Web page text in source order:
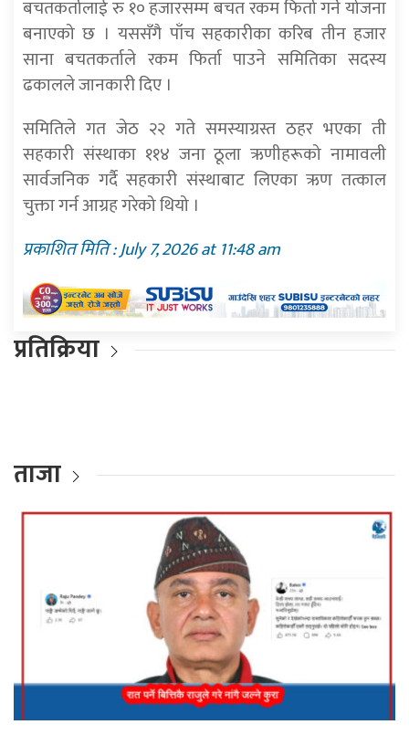
बचतकर्तालाई रु १० हजारसम्म बचत रकम फिर्ता गर्ने योजना
बनाएको छ । यससँगै पाँच सहकारीका करिब तीन हजार
साना बचतकर्ताले रकम फिर्ता पाउने समितिका सदस्य
ढकालले जानकारी दिए ।
समितिले गत जेठ २२ गते समस्याग्रस्त ठहर भएका ती
सहकारी संस्थाका ११४ जना ठूला ऋणीहरूको नामावली
सार्वजनिक गर्दै सहकारी संस्थाबाट लिएका ऋण तत्काल
चुक्ता गर्न आग्रह गरेको थियो ।
प्रकाशित मिति : July 7, 2026 at 11:48 am
प्रतिक्रिया
ताजा